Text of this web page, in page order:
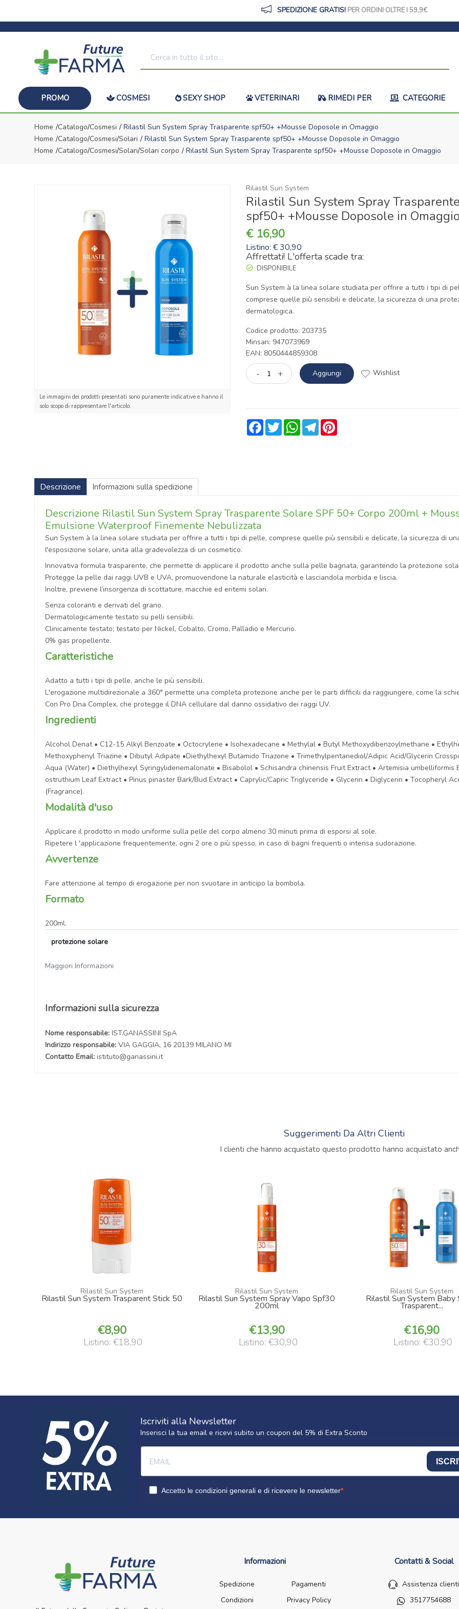
SPEDIZIONE GRATIS! PER ORDINI OLTRE I 59,9
PROMO COSMESI SEXY SHOP VETERINARI RIMEDI PER CATEGORIE
Home Catalogo/Cosmesi Rilastil Sun System Spray Trasparente spf50+ +Mousse Doposole in Omaggio
Home Catalogo/Cosmesi/Solari Rilastil Sun System Spray Trasparente spf50+ +Mousse Doposole in Omaggio
Home Catalogo/Cosmesi/Solari/Solari corpo Rilastil Sun System Spray Trasparente spf50+ +Mousse Doposole in Omaggio
Le immagini dei prodotti presentati sono puramente indicative e hanno il
solo scopo di rappresentare l'articolo.
Rilastil Sun System
Rilastil Sun System Spray
spf50+ +Mousse Doposole in
16,90
Listino: € 30,90
Affrettati! L'offerta scade tra:
DISPONIBILE
Sun System à la linea solare studiata per offrire a tutti i tipi di
comprese quelle più sensibili e delicate, la sicurezza di una
dermatologica.
Codice prodotto: 203735
Minsan: 947073969
EAN: 8050444859308
- + Aggiungi Wishlist
FacebookTwitter WhatsApp
Telegram
Descrizione Informazioni sulla spedizione
Descrizione Rilastil Sun System Spray Trasparente Solare SPF 50+ Corpo 200ml +
Emulsione Waterproof Finemente Nebulizzata
Sun System à la linea solare studiata per offrire a tutti i tipi di pelle, comprese quelle più sensibili e delicate, la sicurezza di
l'esposizione solare, unita alla gradevolezza di un cosmetico.
Innovativa formula trasparente, che permette di applicare il prodotto anche sulla pelle bagnata, garantendo la protezione
Protegge la pelle dai raggi UVB e UVA, promuovendone la naturale elasticità e lasciandola morbida e liscia.
Inoltre, previene l’insorgenza di scottature, macchie ed eritemi solari.
Senza coloranti e derivati del grano.
Dermatologicamente testato su pelli sensibili.
Clinicamente testato; testato per Nickel, Cobalto, Cromo, Palladio e Mercurio.
0% gas propellente.
Caratteristiche
Adatto a tutti i tipi di pelle, anche le più sensibili.
L'erogazione multidirezionale a 360° permette una completa protezione anche per le parti difficili da raggiungere, come la
Con Pro Dna Complex, che protegge il DNA cellulare dal danno ossidativo dei raggi UV.
Ingredienti
Alcohol Denat • C12-15 Alkyl Benzoate • Octocrylene • Isohexadecane • Methylal • Butyl Methoxydibenzoylmethane •
Methoxyphenyl Triazine • Dibutyl Adipate •Diethylhexyl Butamido Triazone • Trimethylpentanediol/Adipic Acid/Glycerin
Aqua (Water) • Diethylhexyl Syringylidenemalonate • Bisabolol • Schisandra chinensis Fruit Extract • Artemisia umbelliformis
ostruthium Leaf Extract • Pinus pinaster Bark/Bud Extract • Caprylic/Capric Triglyceride • Glycerin • Diglycerin • Tocopheryl
(Fragrance).
Modalità d'uso
Applicare il prodotto in modo uniforme sulla pelle del corpo almeno 30 minuti prima di esporsi al sole.
Ripetere l 'applicazione frequentemente, ogni 2 ore o più spesso, in caso di bagni frequenti o intensa sudorazione.
Avvertenze
Fare attenzione al tempo di erogazione per non svuotare in anticipo la bombola.
Formato
200ml.
Maggiori Informazioni
protezione solare
Informazioni sulla sicurezza
Nome responsabile: IST.GANASSINI SpA
Indirizzo responsabile: VIA GAGGIA, 16 20139 MILANO MI
Contatto Email: istituto@ganassini.it
Suggerimenti Da Altri Clienti
I clienti che hanno acquistato questo prodotto hanno acquistato
Rilastil Sun System
Rilastil Sun System Trasparent Stick 50
8,90
Listino: €18,90
Rilastil Sun System
Rilastil Sun System Spray Vapo Spf30
200ml
13,90
Listino: €30,90
Rilastil Sun System
Rilastil Sun System Baby
Trasparent...
16,90
Listino: €30,90
Iscriviti alla Newsletter
Inserisci la tua email e ricevi subito un coupon del 5% di Extra Sconto
Accetto le condizioni generali e di ricevere le newsletter
Informazioni
Spedizione
Pagamenti
Condizioni
Privacy Policy
Contatti & Social
Assistenza clienti
3517754688